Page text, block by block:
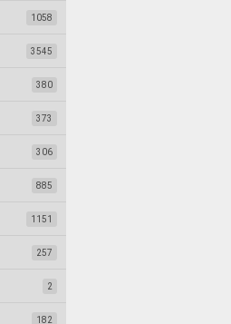
1058
3545
380
373
306
885
1151
257
2
182